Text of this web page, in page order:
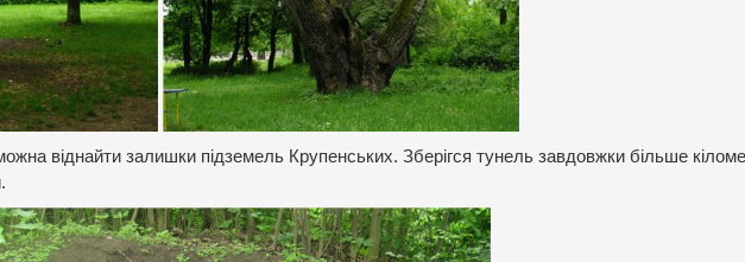
віднайти залишки підземель Крупенських. Зберігся тунель завдовжки більше